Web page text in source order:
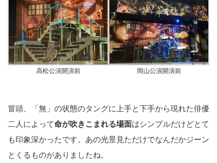
高松公演開演前 岡山公演開演前
冒頭、「無」の状態のタングに上手と下手から現れた俳優
二人によって命が吹きこまれる場面はシンプルだけどとて
も印象深かったです。あの光景見ただけでなんだかジーン
とくるものがありましたね。